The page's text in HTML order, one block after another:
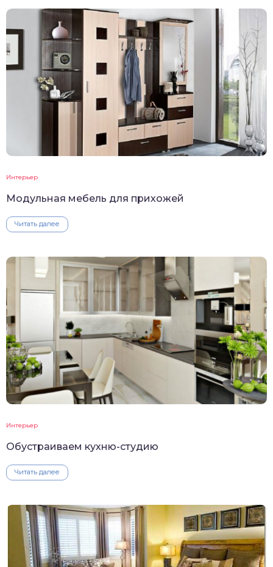
Интерьер
Модульная мебель для прихожей
Читать далее
Интерьер
Обустраиваем кухню-студию
Читать далее